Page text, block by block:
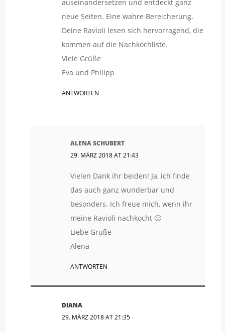
auseinandersetzen und entdeckt ganz
neue Seiten. Eine wahre Bereicherung.
Deine Ravioli lesen sich hervorragend, die
kommen auf die Nachkochliste.
Viele Grüße
Eva und Philipp
ANTWORTEN
ALENA SCHUBERT
29. MÄRZ 2018 AT 21:43
Vielen Dank ihr beiden! Ja, ich finde
das auch ganz wunderbar und
besonders. Ich freue mich, wenn ihr
meine Ravioli nachkocht 🙂
Liebe Grüße
Alena
ANTWORTEN
DIANA
29. MÄRZ 2018 AT 21:35